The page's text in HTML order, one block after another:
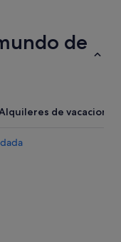
de
de vacaciones